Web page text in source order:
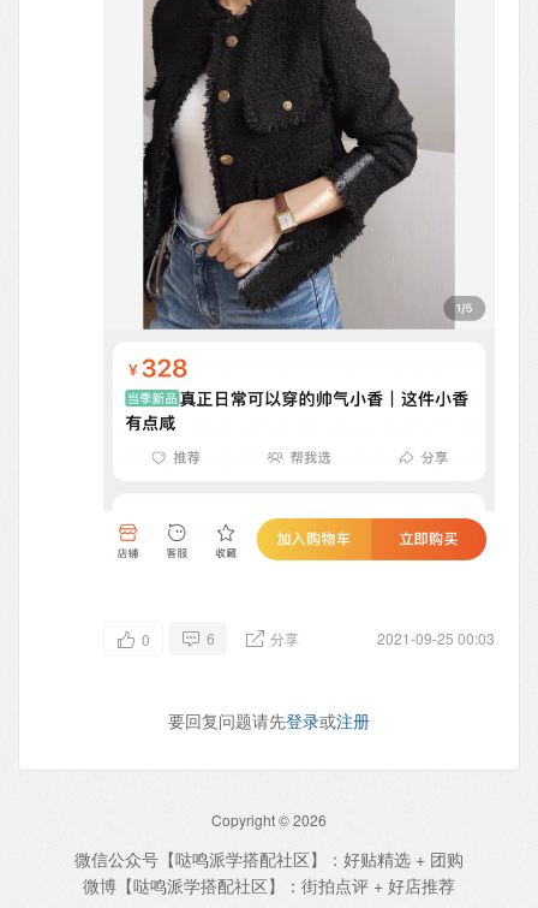
2021-09-25 00:03
0 6 分享
要回复问题请先登录或注册
Copyright © 2026
微信公众号【哒鸣派学搭配社区】：好贴精选 + 团购
微博【哒鸣派学搭配社区】：街拍点评 + 好店推荐